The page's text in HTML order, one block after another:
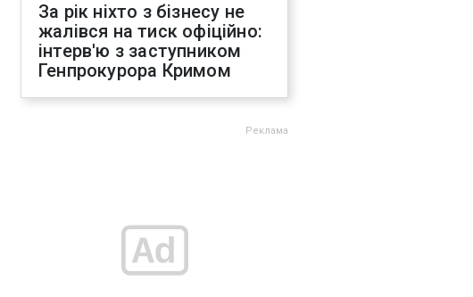
За рік ніхто з бізнесу не
жалівся на тиск офіційно:
інтерв'ю з заступником
Генпрокурора Кримом